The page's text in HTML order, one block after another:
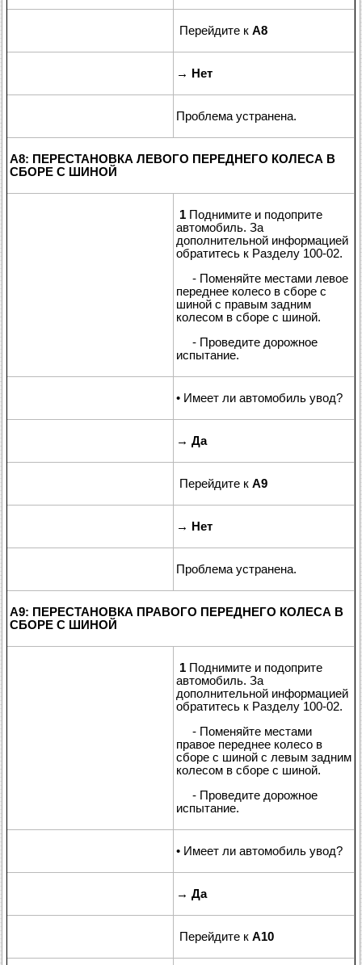
Перейдите к A8
→ Нет
Проблема устранена.
A8: ПЕРЕСТАНОВКА ЛЕВОГО ПЕРЕДНЕГО КОЛЕСА В
СБОРЕ С ШИНОЙ
1 Поднимите и подоприте
автомобиль. За
дополнительной информацией
обратитесь к Разделу 100-02.
- Поменяйте местами левое
переднее колесо в сборе с
шиной с правым задним
колесом в сборе с шиной.
- Проведите дорожное
испытание.
• Имеет ли автомобиль увод?
→ Да
Перейдите к A9
→ Нет
Проблема устранена.
A9: ПЕРЕСТАНОВКА ПРАВОГО ПЕРЕДНЕГО КОЛЕСА В
СБОРЕ С ШИНОЙ
1 Поднимите и подоприте
автомобиль. За
дополнительной информацией
обратитесь к Разделу 100-02.
- Поменяйте местами
правое переднее колесо в
сборе с шиной с левым задним
колесом в сборе с шиной.
- Проведите дорожное
испытание.
• Имеет ли автомобиль увод?
→ Да
Перейдите к A10